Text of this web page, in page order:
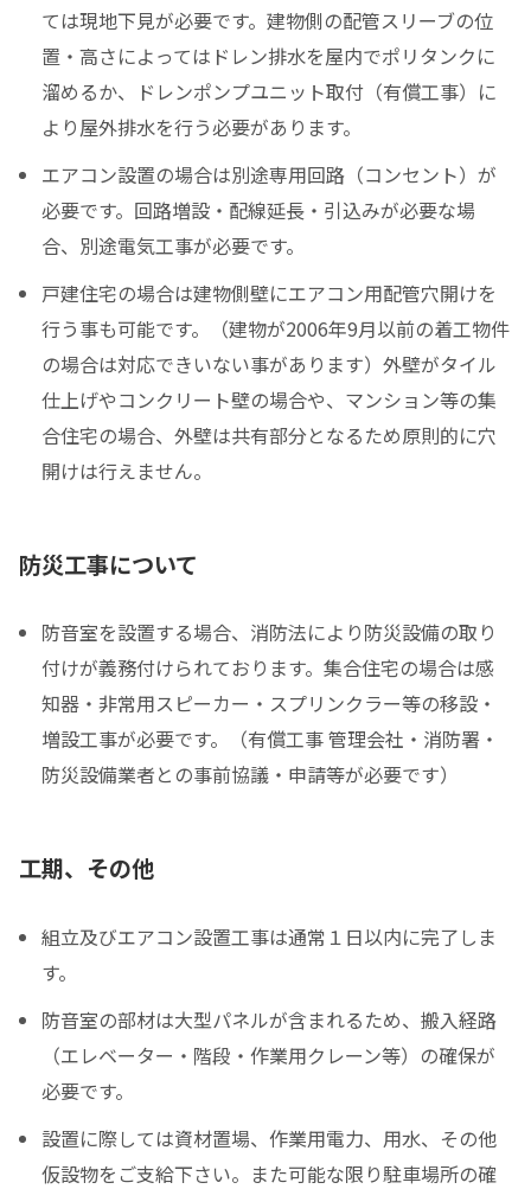
ては現地下見が必要です。建物側の配管スリーブの位
置・高さによってはドレン排水を屋内でポリタンクに
溜めるか、ドレンポンプユニット取付（有償工事）に
より屋外排水を行う必要があります。
エアコン設置の場合は別途専用回路（コンセント）が
必要です。回路増設・配線延長・引込みが必要な場
合、別途電気工事が必要です。
戸建住宅の場合は建物側壁にエアコン用配管穴開けを
行う事も可能です。（建物が2006年9月以前の着工物件
の場合は対応できいない事があります）外壁がタイル
仕上げやコンクリート壁の場合や、マンション等の集
合住宅の場合、外壁は共有部分となるため原則的に穴
開けは行えません。
防災工事について
防音室を設置する場合、消防法により防災設備の取り
付けが義務付けられております。集合住宅の場合は感
知器・非常用スピーカー・スプリンクラー等の移設・
増設工事が必要です。（有償工事 管理会社・消防署・
防災設備業者との事前協議・申請等が必要です）
工期、その他
組立及びエアコン設置工事は通常１日以内に完了しま
す。
防音室の部材は大型パネルが含まれるため、搬入経路
（エレベーター・階段・作業用クレーン等）の確保が
必要です。
設置に際しては資材置場、作業用電力、用水、その他
仮設物をご支給下さい。また可能な限り駐車場所の確